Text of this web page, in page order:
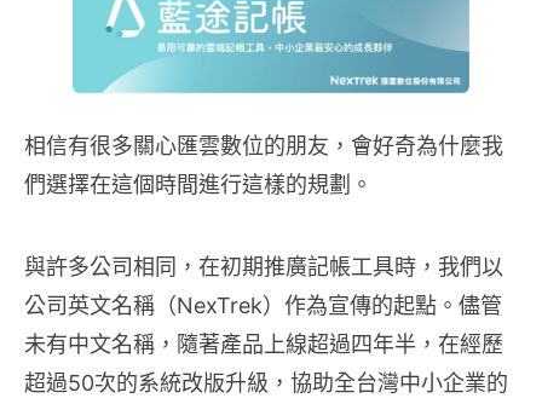
相信有很多關心匯雲數位的朋友，會好奇為什麼我
們選擇在這個時間進行這樣的規劃。
與許多公司相同，在初期推廣記帳工具時，我們以
公司英文名稱（NexTrek）作為宣傳的起點。儘管
未有中文名稱，隨著產品上線超過四年半，在經歷
超過50次的系統改版升級，協助全台灣中小企業的